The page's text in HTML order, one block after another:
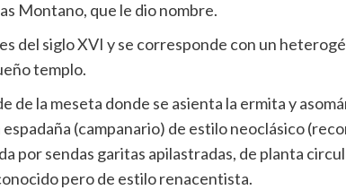
Montano, que le dio nombre.
del siglo XVI y se corresponde con un
templo.
de la meseta donde se asienta la ermita y
(campanario) de estilo neoclásico
por sendas garitas apilastradas, de planta
pero de estilo renacentista.